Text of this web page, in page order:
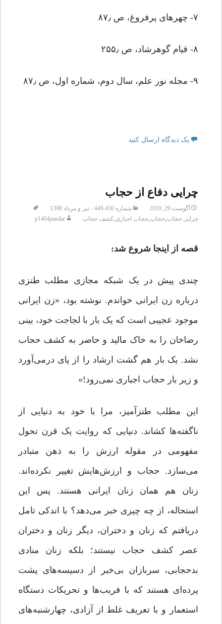
۷- چهره‏اى پرفروغ، ص ۸۷٫
۸- قیام گوهرشاد، ص ۲۵۵٫
۹- مجله نور علم، سال دوم، شماره اول، ص ۸۷٫
یک دیدگاه ارسال کنید
چرایی دفاع از حجاب
آگوست 29, 2019
شماره 450-449 - تیر و مرداد 1398
چرایی حجاب,حجاب,حجاب اجباری,کشف حجاب p1404pasdar
قصه از اینجا شروع شد:
چندی پیش در یک شبکه مجازی مطلب طنزی
درباره زن ایرانی خواندم. نوشته بود، «زن ایرانی
موجود عجیبی است که یک بار با لجاجت خود، بینی
رضاخان را به خاک مالید و حاضر به کشف حجاب
نشد. یک بار هم گشت ارشاد را از پای درمی‌آورد
و زیر بار حجاب اجباری نمی‌رود!»
این مطلب طنزآمیز، مرا با خود به دنیایی از
ناگفته‌ها کشاند. دنیایی که روایت یک قرن تحول
مفهومی در مقوله ارزش را به ذهن متبادر
می‌سازد. حجاب و ارزش‌هایش تغییر نکرده‌اند.
زنان هم همان زنان ایرانی هستند. پس این
استحاله، از چه چیزی خبر می‌دهد؟ با اندکی تامل
دریافتم که زنان و دختران، دیگر زنان و دختران
عصر کشف حجاب نیستند؛ بلکه زنان منادی
بدحجابی، سربازان بی‌خبر از دسیسه‌های پشت
پرده‌ای هستند که با فریب‌ها و تحریکات دستگاه
استعمار و با تعریف غلط از آزادی، چهارشنبه‌های